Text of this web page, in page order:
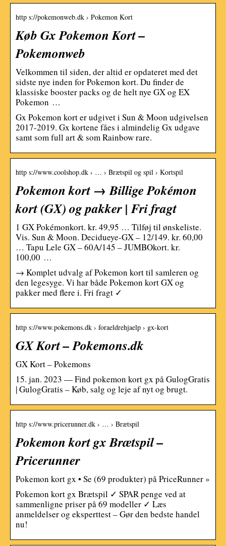
http s://pokemonweb.dk › Pokemon Kort
Køb Gx Pokemon Kort –
Pokemonweb
Velkommen til siden, der altid er opdateret med det
sidste nye inden for Pokemon kort. Du finder de
klassiske booster packs og de helt nye GX og EX
Pokemon …
Gx Pokemon kort er udgivet i Sun & Moon udgivelsen
2017-2019. Gx kortene fåes i almindelig Gx udgave
samt som full art & som Rainbow rare.
http s://www.coolshop.dk › … › Brætspil og spil › Kortspil
Pokemon kort → Billige Pokémon
kort (GX) og pakker | Fri fragt
1 GX Pokémonkort. kr. 49,95 … Tilføj til ønskeliste.
Vis. Sun & Moon. Decidueye-GX – 12/149. kr. 60,00
… Tapu Lele GX – 60A/145 – JUMBOkort. kr.
100,00 …
→ Komplet udvalg af Pokemon kort til samleren og
den legesyge. Vi har både Pokemon kort GX og
pakker med flere i. Fri fragt ✓
http s://www.pokemons.dk › foraeldrehjaelp › gx-kort
GX Kort – Pokemons.dk
GX Kort – Pokemons
15. jan. 2023 — Find pokemon kort gx på GulogGratis
| GulogGratis – Køb, salg og leje af nyt og brugt.
http s://www.pricerunner.dk › … › Brætspil
Pokemon kort gx Brætspil –
Pricerunner
Pokemon kort gx • Se (69 produkter) på PriceRunner »
Pokemon kort gx Brætspil ✓ SPAR penge ved at
sammenligne priser på 69 modeller ✓ Læs
anmeldelser og eksperttest – Gør den bedste handel
nu!